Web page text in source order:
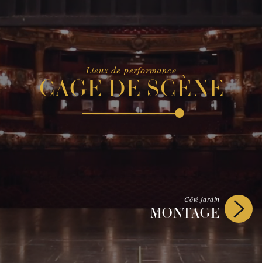
Lieux de performance
CAGE DE SCÈNE
Côté jardin
MONTAGE